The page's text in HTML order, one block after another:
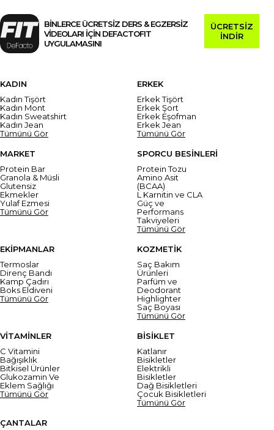
BİNLERCE ÜCRETSİZ DERS & EGZERSİZ
VİDEOLARI İÇİN DEFACTOFIT
UYGULAMASINI
ÜCRETSİZ
İNDİR
KADIN
Kadın Tişört
Kadın Mont
Kadın Sweatshirt
Kadın Jean
Tümünü Gör
ERKEK
Erkek Tişört
Erkek Şort
Erkek Eşofman
Erkek Jean
Tümünü Gör
MARKET
Protein Bar
Granola & Müsli
Glutensiz
Ekmekler
Yulaf Ezmesi
Tümünü Gör
SPORCU BESİNLERİ
Protein Tozu
Amino Asit
(BCAA)
L Karnitin ve CLA
Güç ve
Performans
Takviyeleri
Tümünü Gör
EKİPMANLAR
Termoslar
Direnç Bandı
Kamp Çadırı
Boks Eldiveni
Tümünü Gör
KOZMETİK
Saç Bakım
Ürünleri
Parfüm ve
Deodorant
Highlighter
Saç Boyası
Tümünü Gör
VİTAMİNLER
C Vitamini
Bağışıklık
Bitkisel Ürünler
Glukozamin Ve
Eklem Sağlığı
Tümünü Gör
BİSİKLET
Katlanır
Bisikletler
Elektrikli
Bisikletler
Dağ Bisikletleri
Çocuk Bisikletleri
Tümünü Gör
ÇANTALAR